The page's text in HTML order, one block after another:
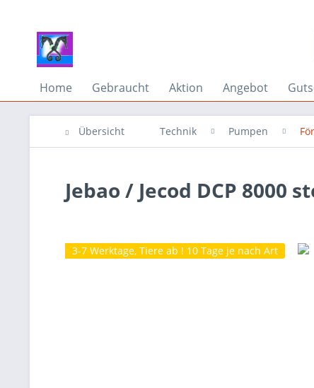
Home Gebraucht Aktion Angebot
Übersicht Technik Pumpen
Jebao / Jecod DCP 8000
3-7 Werktage, Tiere ab ! 10 Tage je nach Art